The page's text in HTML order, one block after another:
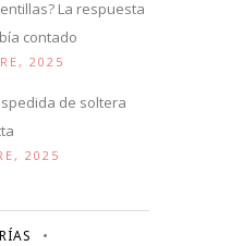
La respuesta
contado
2025
de soltera
2025